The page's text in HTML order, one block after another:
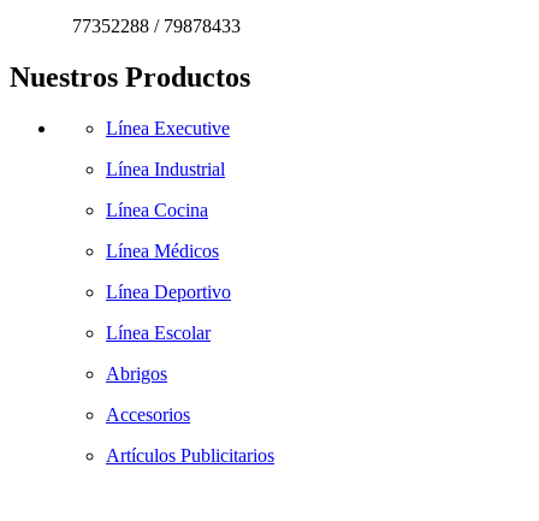
77352288 / 79878433
Nuestros Productos
Línea Executive
Línea Industrial
Línea Cocina
Línea Médicos
Línea Deportivo
Línea Escolar
Abrigos
Accesorios
Artículos Publicitarios